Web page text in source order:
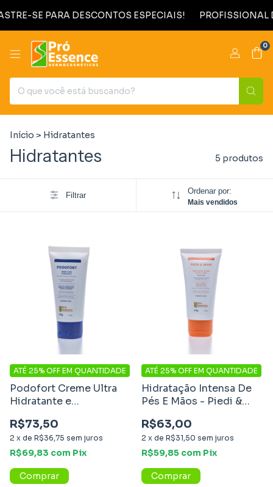
SE PARA DESCONTOS ESPECIAIS! PROFISSIONAL
0
Início > Hidratantes
Hidratantes 5 produtos
Filtrar Ordenar por:
Mais vendidos
Podofort Creme Ultra
Hidratante e
Essence
R$73,50
2 x de R$36,75 sem juros
ATÉ 25% OFF EM QUANTIDADE
R$69,83 com Pix
Comprar
Hidratação Intensa De
Pés E Mãos - Piedi &
R$63,00
2 x de R$31,50 sem juros
ATÉ 25% OFF EM QUANTIDADE
R$59,85 com Pix
Comprar